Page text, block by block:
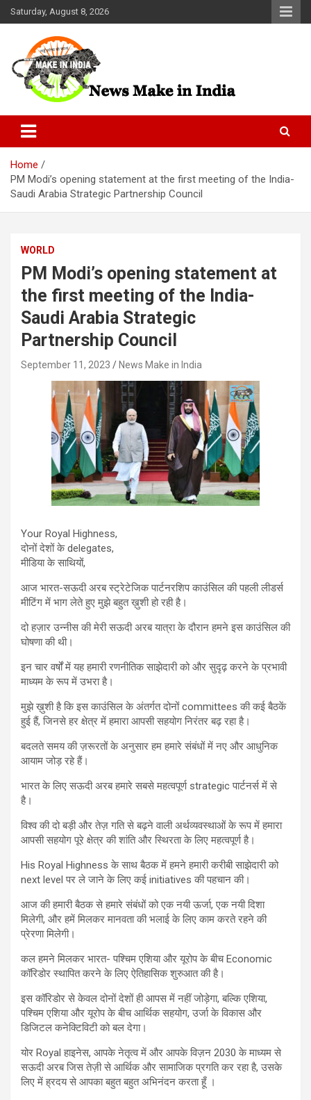
Skip
to
Saturday, August 8, 2026
News Make In india
Home
PM Modi’s opening statement at the first meeting of the India-
Saudi Arabia Strategic Partnership Council
WORLD
PM Modi’s opening statement at
the first meeting of the India-
Saudi Arabia Strategic
Partnership Council
September 11, 2023 News Make in India
Your Royal Highness,
दोनों देशों के delegates,
मीडिया के साथियों,
आज भारत-सऊदी अरब स्ट्रेटेजिक पार्टनरशिप काउंसिल की पहली लीडर्स
मीटिंग में भाग लेते हुए मुझे बहुत ख़ुशी हो रही है।
दो हज़ार उन्नीस की मेरी सऊदी अरब यात्रा के दौरान हमने इस काउंसिल की
घोषणा की थी।
इन चार वर्षों में यह हमारी रणनीतिक साझेदारी को और सुदृढ़ करने के प्रभावी
माध्यम के रूप में उभरा है।
मुझे ख़ुशी है कि इस काउंसिल के अंतर्गत दोनों committees की कई बैठकें
हुई हैं, जिनसे हर क्षेत्र में हमारा आपसी सहयोग निरंतर बढ़ रहा है।
बदलते समय की ज़रूरतों के अनुसार हम हमारे संबंधों में नए और आधुनिक
आयाम जोड़ रहे हैं।
भारत के लिए सऊदी अरब हमारे सबसे महत्वपूर्ण strategic पार्टनर्स में से
है।
विश्व की दो बड़ी और तेज़ गति से बढ़ने वाली अर्थव्यवस्थाओं के रूप में हमारा
आपसी सहयोग पूरे क्षेत्र की शांति और स्थिरता के लिए महत्वपूर्ण है।
His Royal Highness के साथ बैठक में हमने हमारी करीबी साझेदारी को
next level पर ले जाने के लिए कई initiatives की पहचान की।
आज की हमारी बैठक से हमारे संबंधों को एक नयी ऊर्जा, एक नयी दिशा
मिलेगी, और हमें मिलकर मानवता की भलाई के लिए काम करते रहने की
प्रेरणा मिलेगी।
कल हमने मिलकर भारत- पश्चिम एशिया और यूरोप के बीच Economic
कॉरिडोर स्थापित करने के लिए ऐतिहासिक शुरुआत की है।
इस कॉरिडोर से केवल दोनों देशों ही आपस में नहीं जोड़ेगा, बल्कि एशिया,
पश्चिम एशिया और यूरोप के बीच आर्थिक सहयोग, उर्जा के विकास और
डिजिटल कनेक्टिविटी को बल देगा।
योर Royal हाइनेस, आपके नेतृत्व में और आपके विज़न 2030 के माध्यम से
सऊदी अरब जिस तेज़ी से आर्थिक और सामाजिक प्रगति कर रहा है, उसके
लिए में ह्रदय से आपका बहुत बहुत अभिनंदन करता हूँ ।